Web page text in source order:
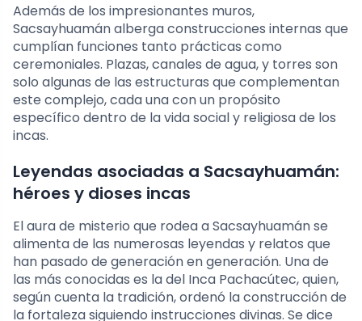
Además de los impresionantes muros,
Sacsayhuamán alberga construcciones internas que
cumplían funciones tanto prácticas como
ceremoniales. Plazas, canales de agua, y torres son
solo algunas de las estructuras que complementan
este complejo, cada una con un propósito
específico dentro de la vida social y religiosa de los
incas.
Leyendas asociadas a Sacsayhuamán:
héroes y dioses incas
El aura de misterio que rodea a Sacsayhuamán se
alimenta de las numerosas leyendas y relatos que
han pasado de generación en generación. Una de
las más conocidas es la del Inca Pachacútec, quien,
según cuenta la tradición, ordenó la construcción de
la fortaleza siguiendo instrucciones divinas. Se dice